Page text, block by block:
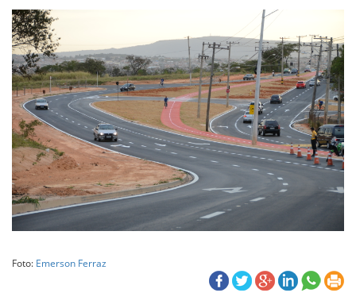
Foto: Emerson Ferraz